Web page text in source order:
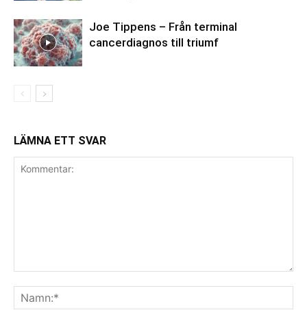
Joe Tippens – Från terminal
cancerdiagnos till triumf
LÄMNA ETT SVAR